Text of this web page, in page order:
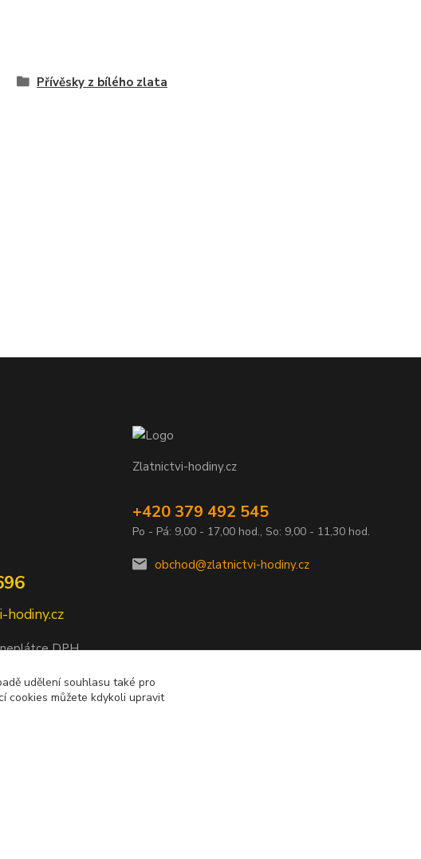
Přívěsky z bílého zlata
DPH
2010
Zlatnictvi-hodiny.cz
+420 379 492 545
Po - Pá: 9,00 - 17,00 hod., So: 9,00 - 11,30 hod.
obchod@zlatnictvi-hodiny.cz
udělení souhlasu také pro
cookies můžete kdykoli upravit